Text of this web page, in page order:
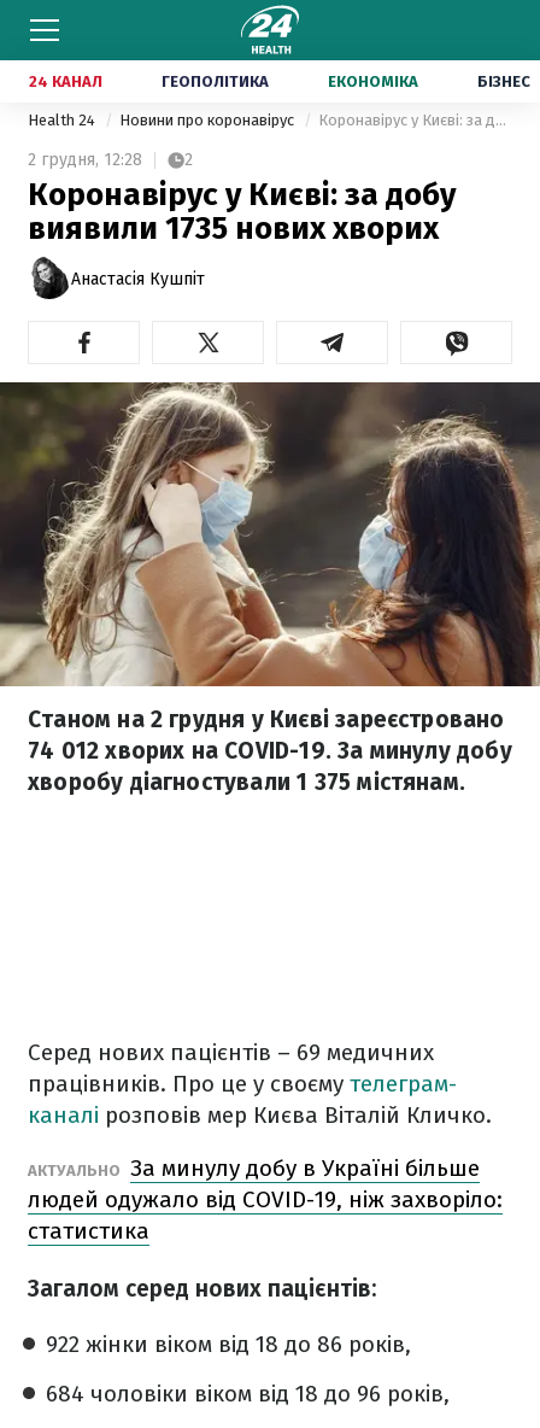
24 КАНАЛ ГЕОПОЛІТИКА ЕКОНОМІКА БІЗНЕС
Health 24 Новини про коронавірус Коронавірус у Києві: за добу виявили 1735 нових хворих
2 грудня, 12:28 2
Коронавірус у Києві: за добу
виявили 1735 нових хворих
Анастасія Кушпіт
Станом на 2 грудня у Києві зареєстровано
74 012 хворих на COVID-19. За минулу добу
хворобу діагностували 1 375 містянам.
Серед нових пацієнтів – 69 медичних
працівників. Про це у своєму телеграм-
каналі розповів мер Києва Віталій Кличко.
АКТУАЛЬНО За минулу добу в Україні більше
людей одужало від COVID-19, ніж захворіло:
статистика
Загалом серед нових пацієнтів:
922 жінки віком від 18 до 86 років,
684 чоловіки віком від 18 до 96 рокiв,